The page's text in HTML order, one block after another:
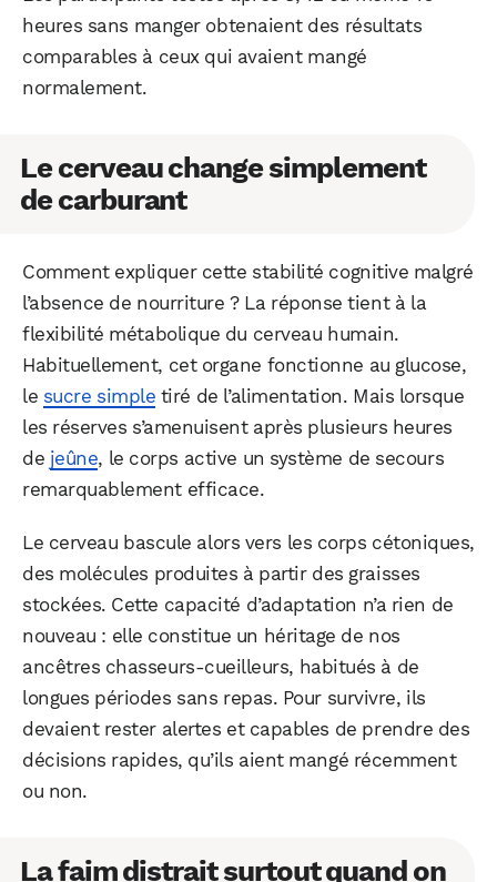
heures sans manger obtenaient des résultats
comparables à ceux qui avaient mangé
normalement.
Le cerveau change simplement
de carburant
Comment expliquer cette stabilité cognitive malgré
l’absence de nourriture ? La réponse tient à la
flexibilité métabolique du cerveau humain.
Habituellement, cet organe fonctionne au glucose,
le sucre simple tiré de l’alimentation. Mais lorsque
les réserves s’amenuisent après plusieurs heures
de jeûne, le corps active un système de secours
remarquablement efficace.
Le cerveau bascule alors vers les corps cétoniques,
des molécules produites à partir des graisses
stockées. Cette capacité d’adaptation n’a rien de
nouveau : elle constitue un héritage de nos
ancêtres chasseurs-cueilleurs, habitués à de
longues périodes sans repas. Pour survivre, ils
devaient rester alertes et capables de prendre des
décisions rapides, qu’ils aient mangé récemment
ou non.
La faim distrait surtout quand on